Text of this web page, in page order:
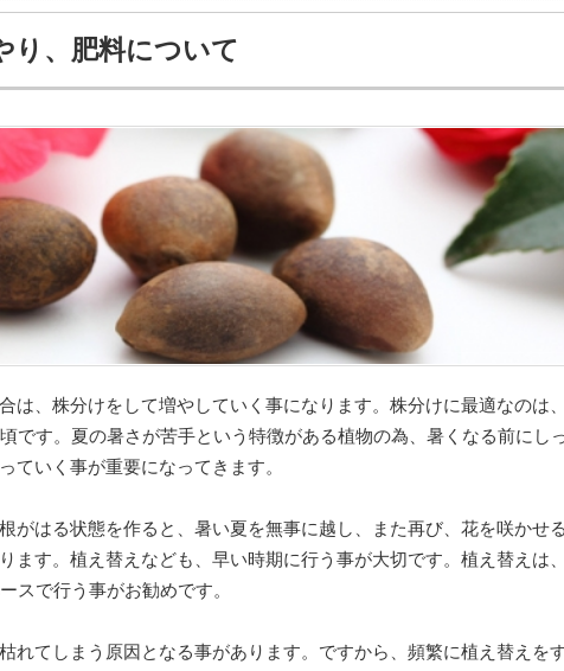
り、肥料について
は、株分けをして増やしていく事になります。株分けに最適なのは
です。夏の暑さが苦手という特徴がある植物の為、暑くなる前にし
ていく事が重要になってきます。
がはる状態を作ると、暑い夏を無事に越し、また再び、花を咲かせ
ます。植え替えなども、早い時期に行う事が大切です。植え替えは
スで行う事がお勧めです。
れてしまう原因となる事があります。ですから、頻繁に植え替えを